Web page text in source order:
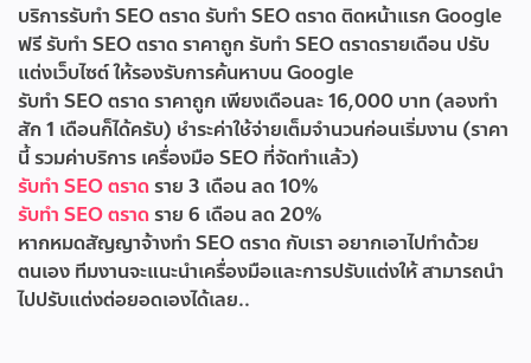
บริการรับทำ SEO ตราดรับทำ SEO ตราด ติดหน้าแรก Google
ฟรีรับทํา SEO ตราด ราคาถูกรับทํา SEO ตราดรายเดือน ปรับ
แต่งเว็บไซต์ ให้รองรับการค้นหาบน Google
รับทำ SEO ตราด ราคาถูก เพียงเดือนละ 16,000 บาท (ลองทำ
สัก 1 เดือนก็ได้ครับ) ชำระค่าใช้จ่ายเต็มจำนวนก่อนเริ่มงาน (ราคา
นี้ รวมค่าบริการ เครื่องมือ SEO ที่จัดทำแล้ว)
รับทำ SEO ตราดราย 3 เดือน ลด 10%
รับทำ SEO ตราดราย 6 เดือน ลด 20%
หากหมดสัญญาจ้างทำ SEO ตราด กับเรา อยากเอาไปทำด้วย
ตนเอง ทีมงานจะแนะนำเครื่องมือและการปรับแต่งให้ สามารถนำ
ไปปรับแต่งต่อยอดเองได้เลย..